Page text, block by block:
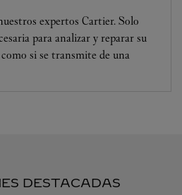
expertos Cartier. Solo
para analizar y reparar su
si se transmite de una
DESTACADAS